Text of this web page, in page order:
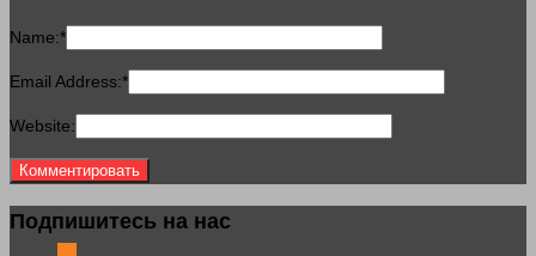
Name:*
Email Address:*
Website:
Подпишитесь на нас